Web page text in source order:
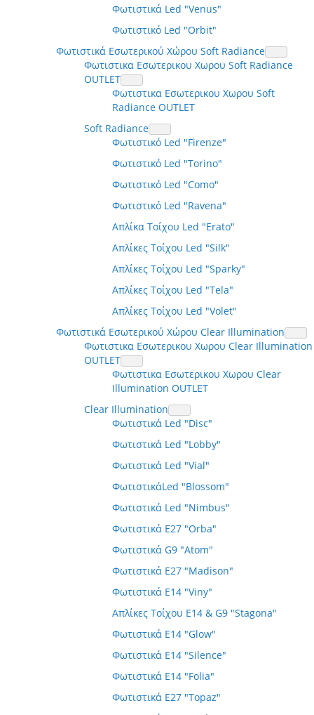
Φωτιστικά Led "Venus"
Φωτιστικό Led "Orbit"
Φωτιστικά Εσωτερικού Χώρου Soft Radiance
Φωτιστικα Εσωτερικου Χωρου Soft Radiance
OUTLET
Φωτιστικα Εσωτερικου Χωρου Soft
Radiance OUTLET
Soft Radiance
Φωτιστικό Led "Firenze"
Φωτιστικό Led "Torino"
Φωτιστικό Led "Como"
Φωτιστικό Led "Ravena"
Απλίκα Τοίχου Led "Erato"
Απλίκες Τοίχου Led "Silk"
Απλίκες Τοίχου Led "Sparky"
Απλίκες Τοίχου Led "Tela"
Απλίκες Τοίχου Led "Volet"
Φωτιστικά Εσωτερικού Χώρου Clear Illumination
Φωτιστικα Εσωτερικου Χωρου Clear Illumination
OUTLET
Φωτιστικα Εσωτερικου Χωρου Clear
Illumination OUTLET
Clear Illumination
Φωτιστικά Led "Disc"
Φωτιστικά Led "Lobby"
Φωτιστικά Led "Vial"
ΦωτιστικάLed "Blossom"
Φωτιστικά Led "Nimbus"
Φωτιστικά E27 "Orba"
Φωτιστικά G9 "Atom"
Φωτιστικά E27 "Madison"
Φωτιστικά E14 "Viny"
Απλίκες Τοίχου E14 & G9 "Stagona"
Φωτιστικά E14 "Glow"
Φωτιστικά E14 "Silence"
Φωτιστικά E14 "Folia"
Φωτιστικά E27 "Topaz"